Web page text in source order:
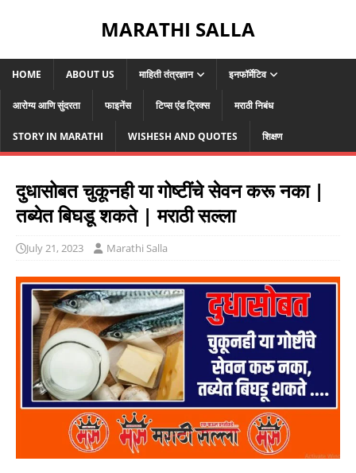
MARATHI SALLA
HOME ABOUT US माहिती तंत्रज्ञान इनफॉर्मेटिव
आरोग्य आणि सुंदरता फाइनेंस टिप्स एंड ट्रिक्स मराठी निबंध
STORY IN MARATHI WISHESH AND QUOTES शिक्षण
दुधासोबत चुकूनही या गोष्टींचे सेवन करू नका |
तब्येत बिघडू शकते | मराठी सल्ला
July 21, 2023 Marathi Salla